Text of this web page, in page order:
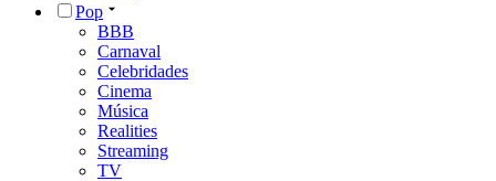
Pop
BBB
Carnaval
Celebridades
Cinema
Música
Realities
Streaming
TV